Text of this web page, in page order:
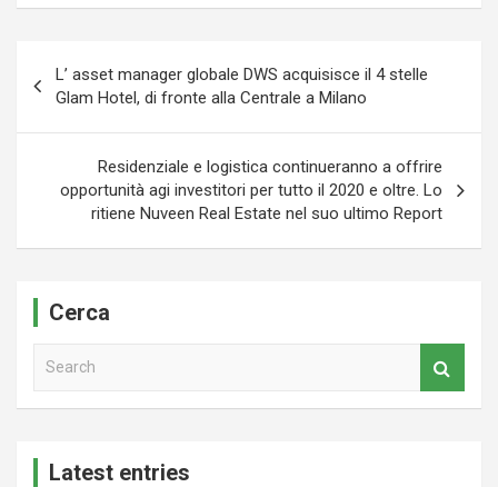
articoli
L’ asset manager globale DWS acquisisce il 4 stelle
Glam Hotel, di fronte alla Centrale a Milano
Residenziale e logistica continueranno a offrire
opportunità agi investitori per tutto il 2020 e oltre. Lo
ritiene Nuveen Real Estate nel suo ultimo Report
Cerca
Latest entries